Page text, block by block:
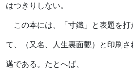
はつきりしない。
この本には、「寸鐵」と表題を打
て、（又名、人生裏面觀）と印刷
邁である。たとへば、